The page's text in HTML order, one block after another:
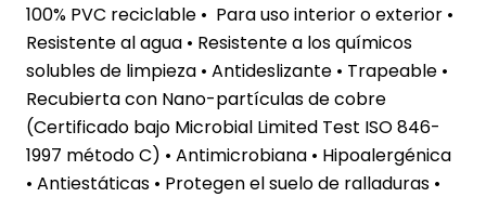
100% PVC reciclable • Para uso interior o exterior •
Resistente al agua • Resistente a los químicos
solubles de limpieza • Antideslizante • Trapeable •
Recubierta con Nano-partículas de cobre
(Certificado bajo Microbial Limited Test ISO 846-
1997 método C) • Antimicrobiana • Hipoalergénica
• Antiestáticas • Protegen el suelo de ralladuras •